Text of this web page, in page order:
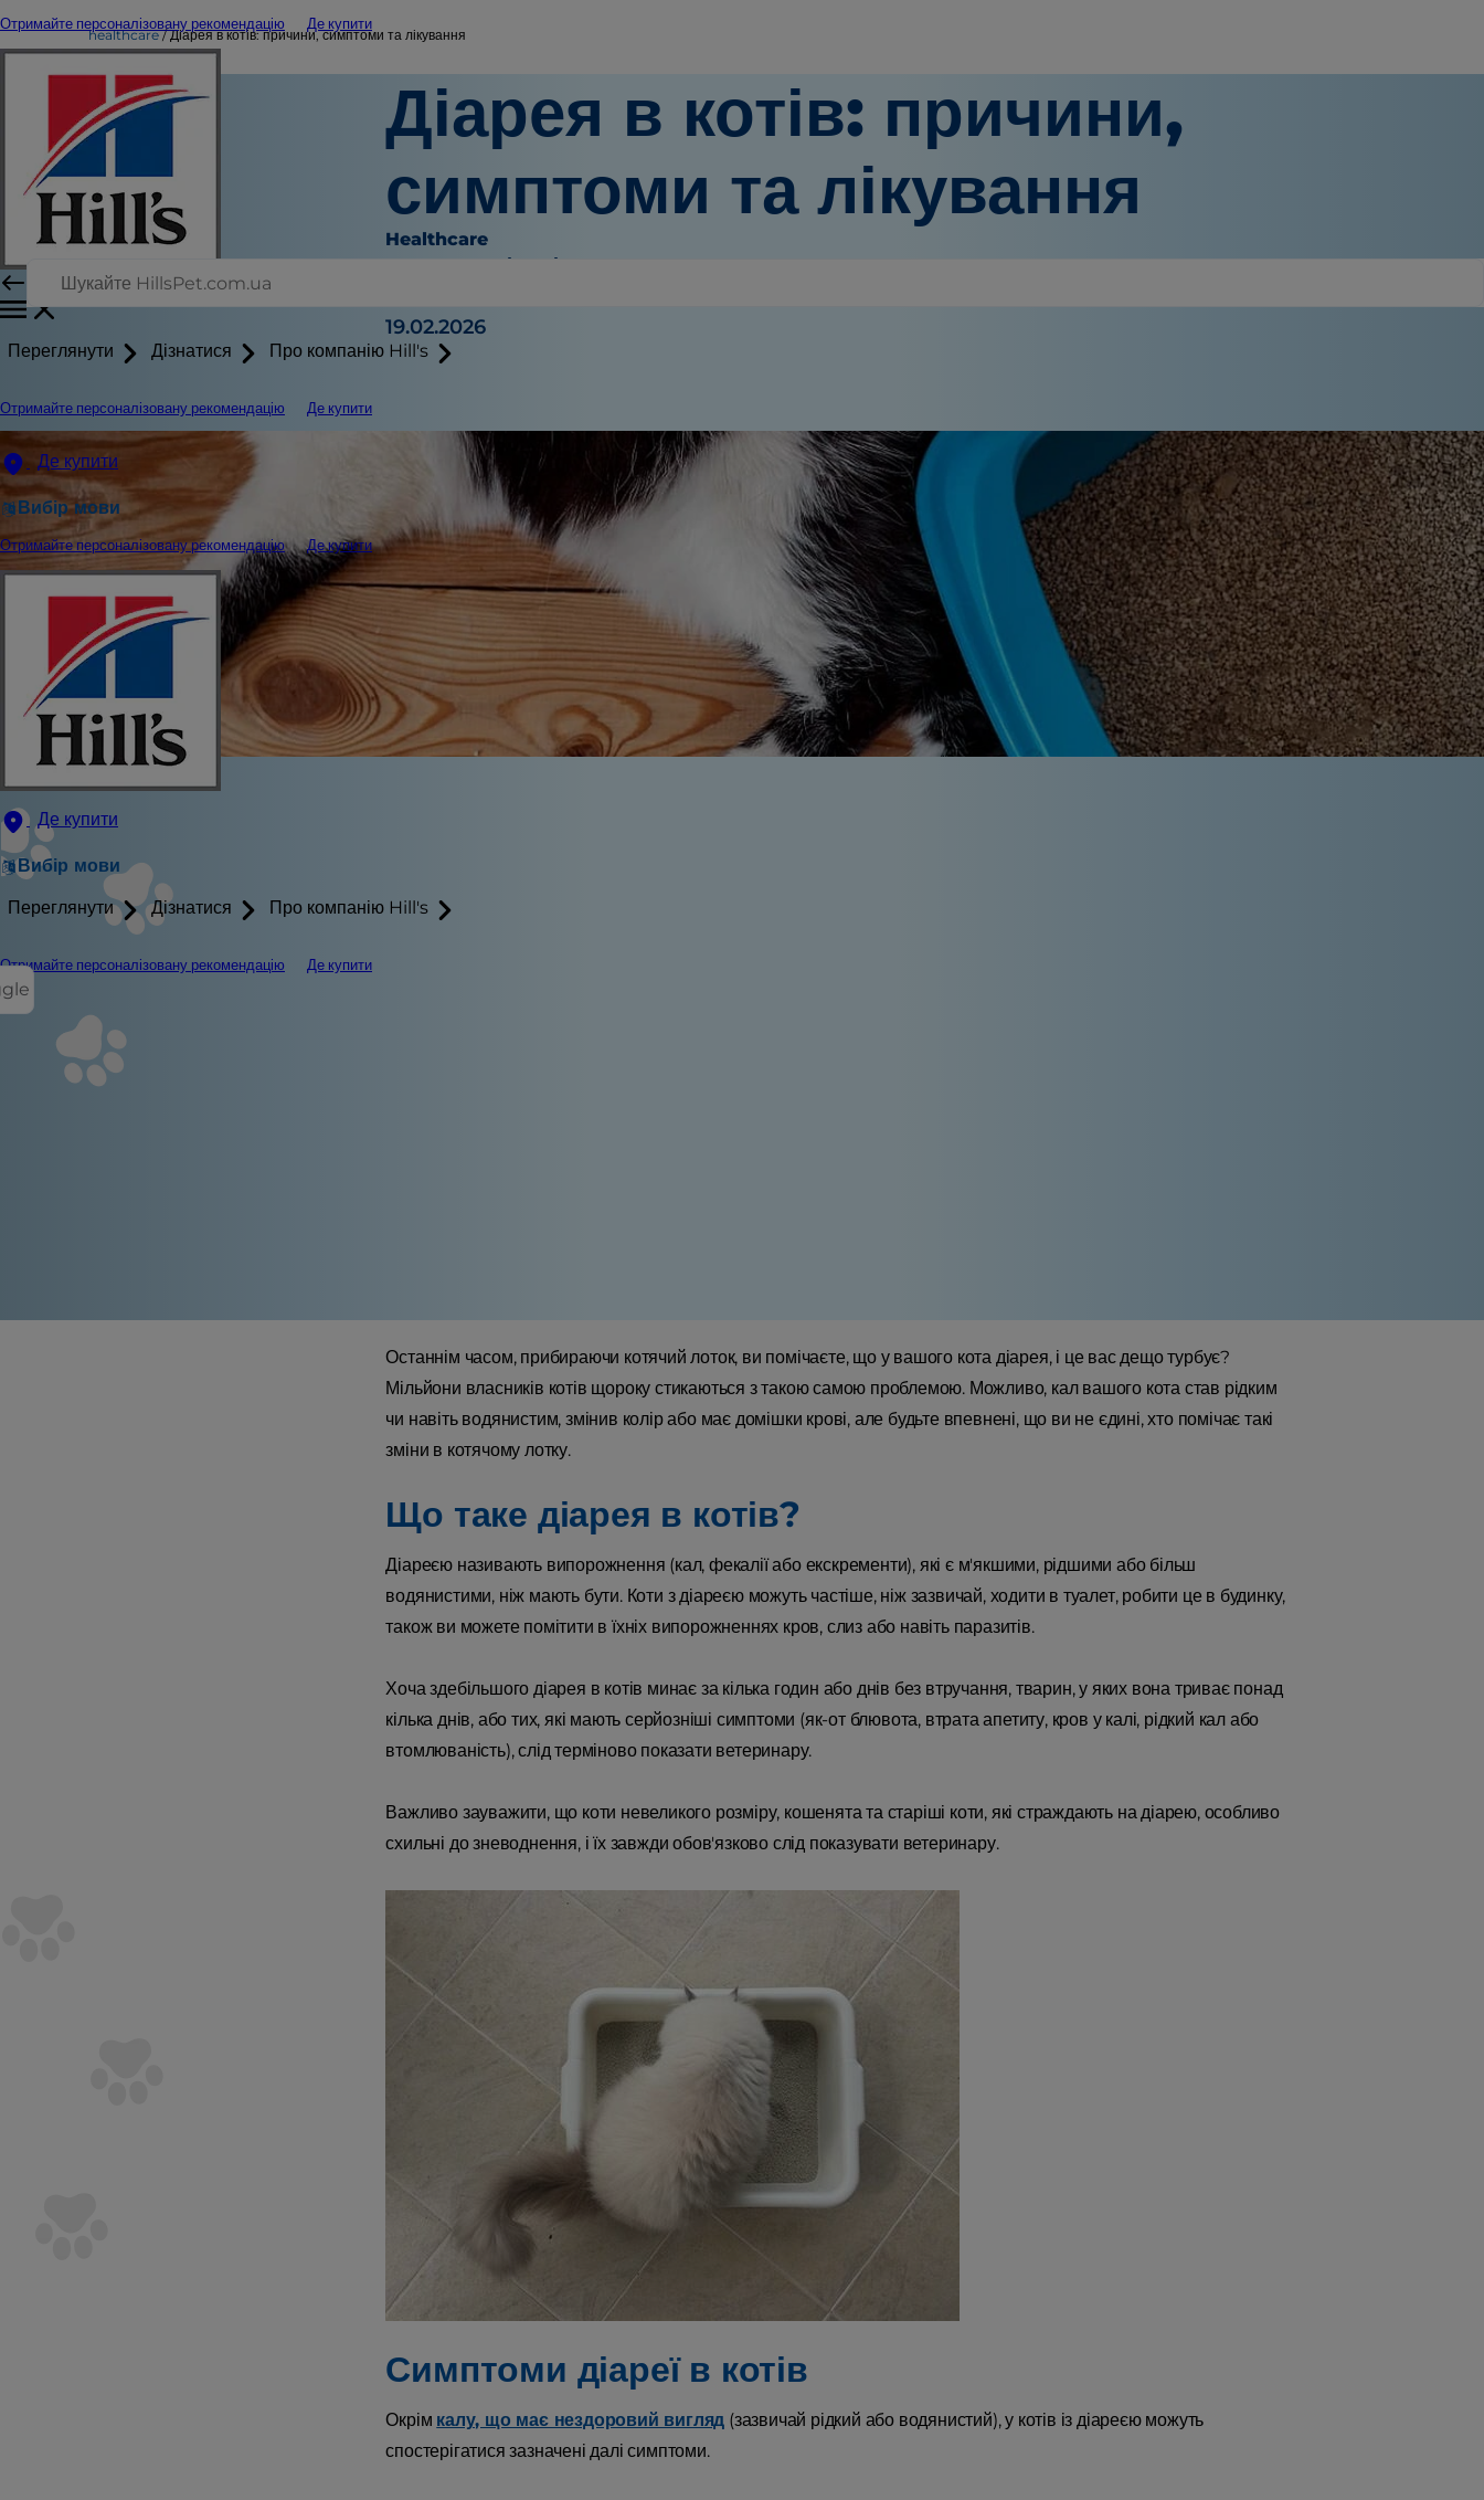
Отримайте персоналізовану рекомендацію Де купити
Переглянути Дізнатися Про компанію Hill's
Отримайте персоналізовану рекомендацію Де купити
Де купити
Вибір мови
Отримайте персоналізовану рекомендацію Де купити
Де купити
Вибір мови
Переглянути Дізнатися Про компанію Hill's
Отримайте персоналізовану рекомендацію Де купити
healthcare Діарея в котів: причини, симптоми та лікування
Діарея в котів: причини,
симптоми та лікування
Healthcare
Доктор Петті Кулі
19.02.2026
Останнім часом, прибираючи котячий лоток, ви помічаєте, що у вашого кота діарея, і це вас дещо турбує?
Мільйони власників котів щороку стикаються з такою самою проблемою. Можливо, кал вашого кота став рідким
чи навіть водянистим, змінив колір або має домішки крові, але будьте впевнені, що ви не єдині, хто помічає такі
зміни в котячому лотку.
Що таке діарея в котів?
Діареєю називають випорожнення (кал, фекалії або екскременти), які є м'якшими, рідшими або більш
водянистими, ніж мають бути. Коти з діареєю можуть частіше, ніж зазвичай, ходити в туалет, робити це в будинку,
також ви можете помітити в їхніх випорожненнях кров, слиз або навіть паразитів.
Хоча здебільшого діарея в котів минає за кілька годин або днів без втручання, тварин, у яких вона триває понад
кілька днів, або тих, які мають серйозніші симптоми (як-от блювота, втрата апетиту, кров у калі, рідкий кал або
втомлюваність), слід терміново показати ветеринару.
Важливо зауважити, що коти невеликого розміру, кошенята та старіші коти, які страждають на діарею, особливо
схильні до зневоднення, і їх завжди обов'язково слід показувати ветеринару.
Симптоми діареї в котів
Окрім калу, що має нездоровий вигляд (зазвичай рідкий або водянистий), у котів із діареєю можуть
спостерігатися зазначені далі симптоми.